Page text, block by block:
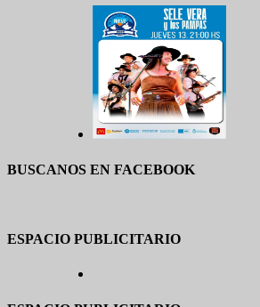
BUSCANOS EN FACEBOOK
ESPACIO PUBLICITARIO